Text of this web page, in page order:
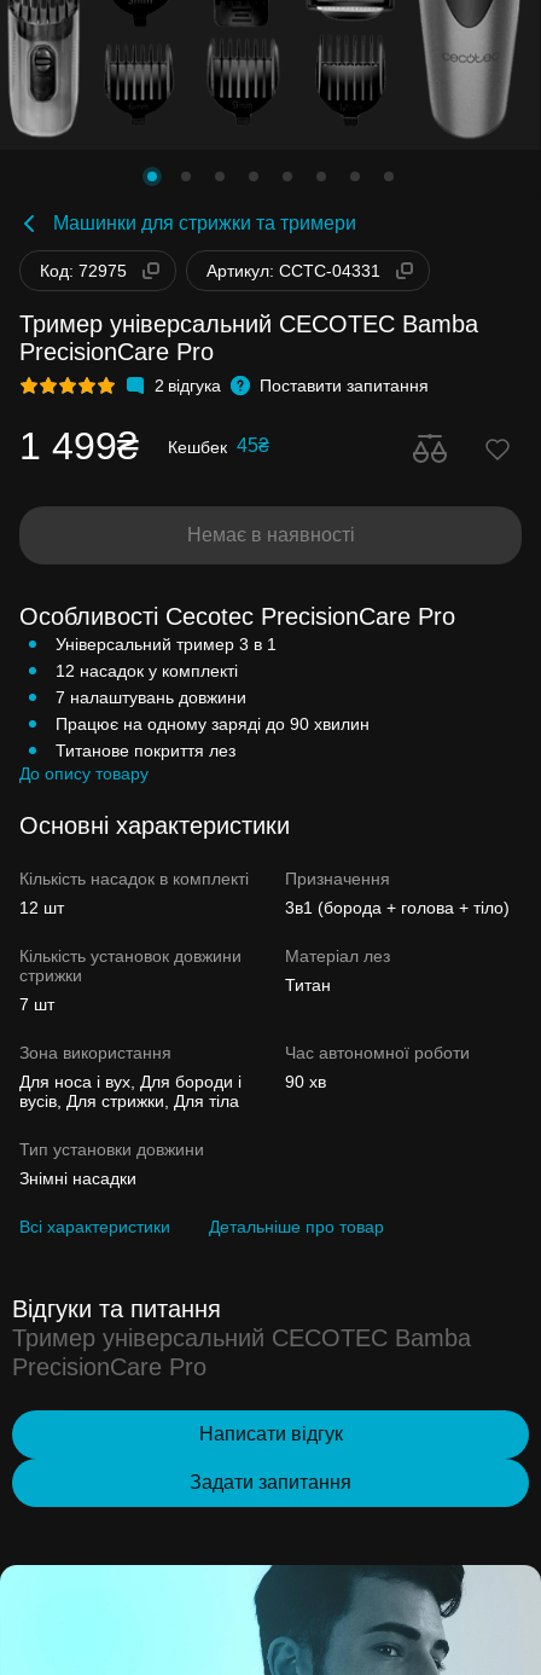
Машинки для стрижки та тримери
Код: 72975 Артикул: CCTC-04331
Тример універсальний CECOTEC Bamba
PrecisionCare Pro
2 відгука Поставити запитання
1 499₴ Кешбек 45₴
Немає в наявності
Особливості Cecotec PrecisionCare Pro
Універсальний тример 3 в 1
12 насадок у комплекті
7 налаштувань довжини
Працює на одному заряді до 90 хвилин
Титанове покриття лез
До опису товару
Основні характеристики
Кількість насадок в комплекті
12 шт
Призначення
3в1 (борода + голова + тіло)
Кількість установок довжини
стрижки
7 шт
Матеріал лез
Титан
Зона використання
Для носа і вух, Для бороди і
вусів, Для стрижки, Для тіла
Час автономної роботи
90 хв
Тип установки довжини
Знімні насадки
Всі характеристики Детальніше про товар
Відгуки та питання
Тример універсальний CECOTEC Bamba
PrecisionCare Pro
Написати відгук
Задати запитання